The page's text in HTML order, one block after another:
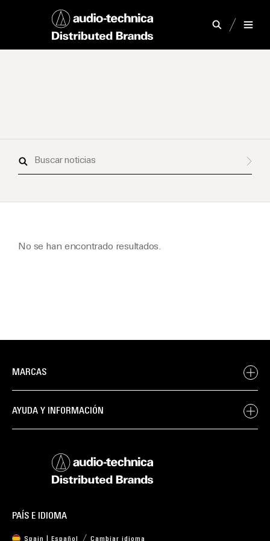
Buscar
No se han encontrado resultados.
MARCAS
AYUDA Y INFORMACIÓN
PAÍS E IDIOMA
Spain | Español Cambiar idioma